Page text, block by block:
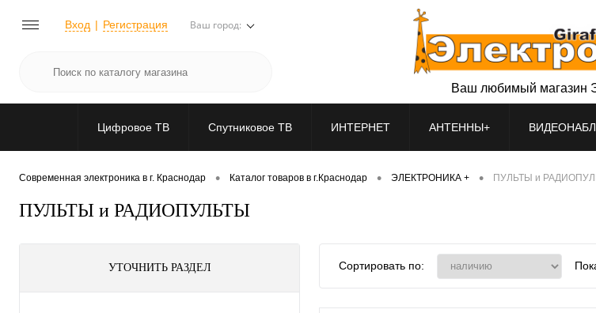
Вход Регистрация Ваш город:
Ваш любимый магазин
Цифровое ТВ Спутниковое ТВ ИНТЕРНЕТ АНТЕННЫ+
Современная электроника в г. Краснодар • Каталог товаров в г.Краснодар • ЭЛЕКТРОНИКА + • ПУЛЬТЫ и
ПУЛЬТЫ и РАДИОПУЛЬТЫ
УТОЧНИТЬ РАЗДЕЛ Сортировать по: